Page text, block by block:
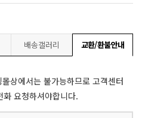
배송갤러리 교환/환불안내
상에서는 불가능하므로 고객센터
화 요청하셔야합니다.